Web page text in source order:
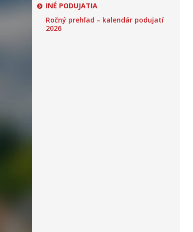
INÉ PODUJATIA
Ročný prehľad – kalendár podujatí
2026